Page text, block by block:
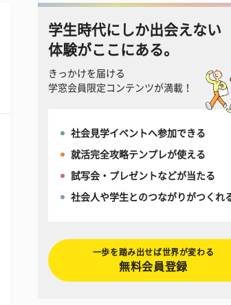
学生時代にしか出会えない
体験がここにある。
きっかけを届ける
学窓会員限定コンテンツが満載！
社会見学イベントへ参加できる
就活完全攻略テンプレが使える
試写会・プレゼントなどが当たる
社会人や学生とのつながりがつくれ
一歩を踏み出せば世界が変わる
無料会員登録